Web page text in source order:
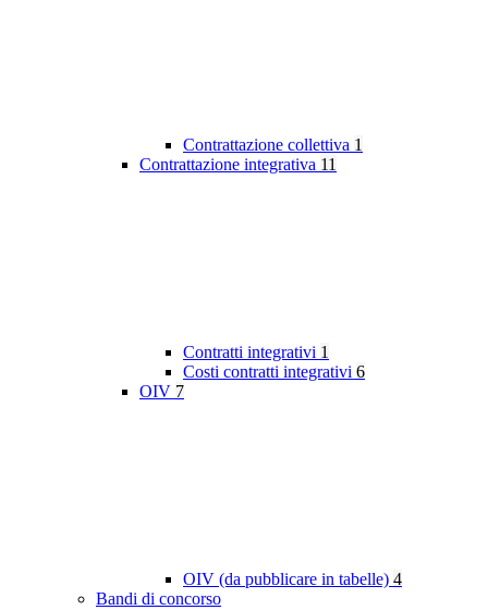
Contrattazione collettiva 1
Contrattazione integrativa 11
Contratti integrativi 1
Costi contratti integrativi 6
OIV 7
OIV (da pubblicare in tabelle) 4
Bandi di concorso